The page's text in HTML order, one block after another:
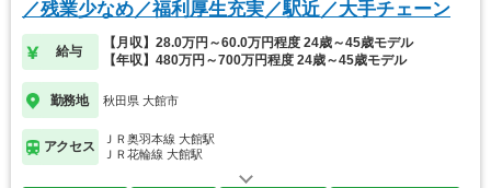
／残業少なめ／福利厚生充実／駅近／大手チェーン
給与
【月収】28.0万円～60.0万円程度 24歳～45歳モデル
【年収】480万円～700万円程度 24歳～45歳モデル
勤務地 秋田県 大館市
アクセス
ＪＲ奥羽本線 大館駅
ＪＲ花輪線 大館駅